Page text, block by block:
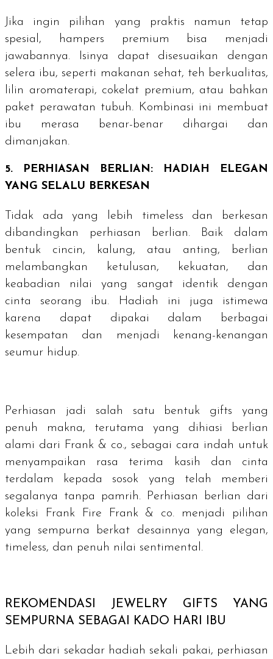
Jika ingin pilihan yang praktis namun tetap
spesial,
hampers premium bisa menjadi
jawabannya. Isinya dapat disesuaikan dengan
selera ibu, seperti makanan sehat, teh berkualitas,
lilin aromaterapi, cokelat premium, atau bahkan
paket perawatan tubuh. Kombinasi ini membuat
ibu merasa benar-benar dihargai dan
dimanjakan.
5. PERHIASAN BERLIAN: HADIAH ELEGAN
YANG SELALU BERKESAN
Tidak ada yang lebih timeless dan berkesan
dibandingkan perhiasan berlian. Baik dalam
bentuk cincin, kalung, atau anting, berlian
melambangkan ketulusan, kekuatan, dan
keabadian nilai yang sangat identik dengan
cinta seorang ibu. Hadiah ini juga istimewa
karena dapat dipakai dalam berbagai
kesempatan dan menjadi kenang-kenangan
seumur hidup.
Perhiasan jadi salah satu bentuk giftsyang
penuh makna, terutama yang dihiasi berlian
alami dari Frank & co., sebagai cara indah untuk
menyampaikan rasa terima kasih dan cinta
terdalam kepada sosok yang telah memberi
segalanya tanpa pamrih. Perhiasan berlian dari
koleksi Frank Fire Frank & co. menjadi pilihan
yang sempurna berkat desainnya yang elegan,
timeless, dan penuh nilai sentimental.
REKOMENDASI JEWELRY GIFTS YANG
SEMPURNA SEBAGAI KADO HARI IBU
Lebih dari sekadar hadiah sekali pakai, perhiasan